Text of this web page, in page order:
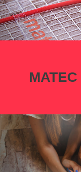
MATEC